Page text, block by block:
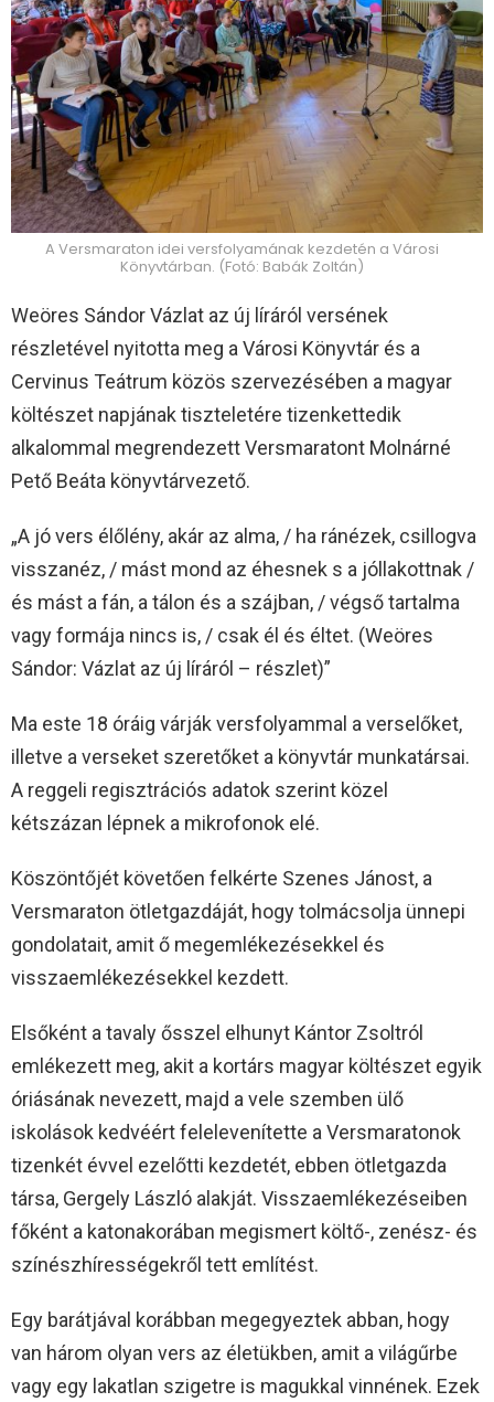
A Versmaraton idei versfolyamának kezdetén a Városi
Könyvtárban. (Fotó: Babák Zoltán)
Weöres Sándor Vázlat az új líráról versének
részletével nyitotta meg a Városi Könyvtár és a
Cervinus Teátrum közös szervezésében a magyar
költészet napjának tiszteletére tizenkettedik
alkalommal megrendezett Versmaratont Molnárné
Pető Beáta könyvtárvezető.
„A jó vers élőlény, akár az alma, / ha ránézek, csillogva
visszanéz, / mást mond az éhesnek s a jóllakottnak /
és mást a fán, a tálon és a szájban, / végső tartalma
vagy formája nincs is, / csak él és éltet. (Weöres
Sándor: Vázlat az új líráról – részlet)”
Ma este 18 óráig várják versfolyammal a verselőket,
illetve a verseket szeretőket a könyvtár munkatársai.
A reggeli regisztrációs adatok szerint közel
kétszázan lépnek a mikrofonok elé.
Köszöntőjét követően felkérte Szenes Jánost, a
Versmaraton ötletgazdáját, hogy tolmácsolja ünnepi
gondolatait, amit ő megemlékezésekkel és
visszaemlékezésekkel kezdett.
Elsőként a tavaly ősszel elhunyt Kántor Zsoltról
emlékezett meg, akit a kortárs magyar költészet egyik
óriásának nevezett, majd a vele szemben ülő
iskolások kedvéért felelevenítette a Versmaratonok
tizenkét évvel ezelőtti kezdetét, ebben ötletgazda
társa, Gergely László alakját. Visszaemlékezéseiben
főként a katonakorában megismert költő-, zenész- és
színészhírességekről tett említést.
Egy barátjával korábban megegyeztek abban, hogy
van három olyan vers az életükben, amit a világűrbe
vagy egy lakatlan szigetre is magukkal vinnének. Ezek